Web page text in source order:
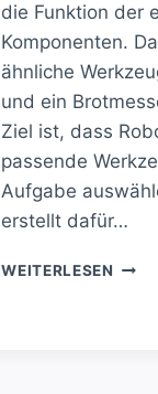
die Funktion der
Komponenten.
ähnliche
und ein
Ziel ist, dass
passende
Aufgabe
erstellt dafür…
WEITERLESEN